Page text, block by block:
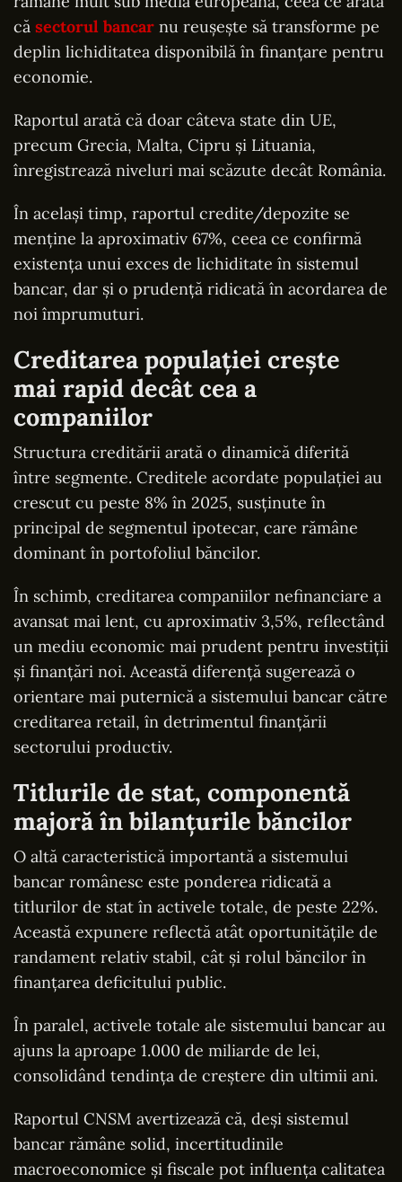
că sectorul bancar nu reușește să transforme pe
deplin lichiditatea disponibilă în finanțare pentru
economie.
Raportul arată că doar câteva state din UE,
precum Grecia, Malta, Cipru și Lituania,
înregistrează niveluri mai scăzute decât România.
În același timp, raportul credite/depozite se
menține la aproximativ 67%, ceea ce confirmă
existența unui exces de lichiditate în sistemul
bancar, dar și o prudență ridicată în acordarea de
noi împrumuturi.
Creditarea populației crește
mai rapid decât cea a
companiilor
Structura creditării arată o dinamică diferită
între segmente. Creditele acordate populației au
crescut cu peste 8% în 2025, susținute în
principal de segmentul ipotecar, care rămâne
dominant în portofoliul băncilor.
În schimb, creditarea companiilor nefinanciare a
avansat mai lent, cu aproximativ 3,5%, reflectând
un mediu economic mai prudent pentru investiții
și finanțări noi. Această diferență sugerează o
orientare mai puternică a sistemului bancar către
creditarea retail, în detrimentul finanțării
sectorului productiv.
Titlurile de stat, componentă
majoră în bilanțurile băncilor
O altă caracteristică importantă a sistemului
bancar românesc este ponderea ridicată a
titlurilor de stat în activele totale, de peste 22%.
Această expunere reflectă atât oportunitățile de
randament relativ stabil, cât și rolul băncilor în
finanțarea deficitului public.
În paralel, activele totale ale sistemului bancar au
ajuns la aproape 1.000 de miliarde de lei,
consolidând tendința de creștere din ultimii ani.
Raportul CNSM avertizează că, deși sistemul
bancar rămâne solid, incertitudinile
macroeconomice și fiscale pot influența calitatea